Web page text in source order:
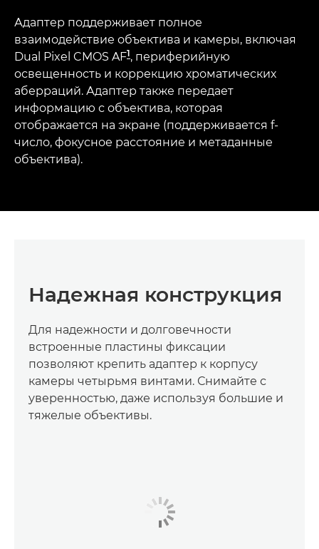
Адаптер поддерживает полное
взаимодействие объектива и камеры, включая
Dual Pixel CMOS AF1, периферийную
освещенность и коррекцию хроматических
аберраций. Адаптер также передает
информацию с объектива, которая
отображается на экране (поддерживается f-
число, фокусное расстояние и метаданные
объектива).
Надежная конструкция
Для надежности и долговечности
встроенные пластины фиксации
позволяют крепить адаптер к корпусу
камеры четырьмя винтами. Снимайте с
уверенностью, даже используя большие и
тяжелые объективы.